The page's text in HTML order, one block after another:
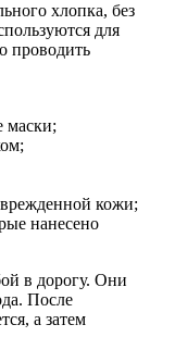
хлопка, без
для
проводить
маски;
кожи;
нанесено
в дорогу. Они
После
а затем